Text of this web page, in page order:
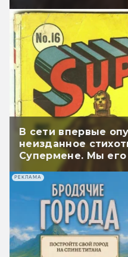
В сети впервые
неизданное
Супермене. Мы
РЕКЛАМА